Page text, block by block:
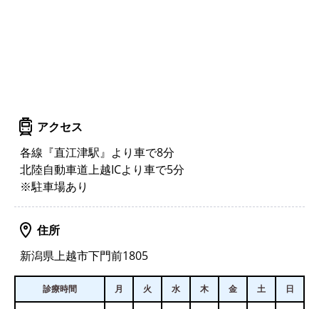
アクセス
各線『直江津駅』より車で8分
北陸自動車道上越ICより車で5分
※駐車場あり
住所
新潟県上越市下門前1805
診療時間 月 火 水 木 金 土 日